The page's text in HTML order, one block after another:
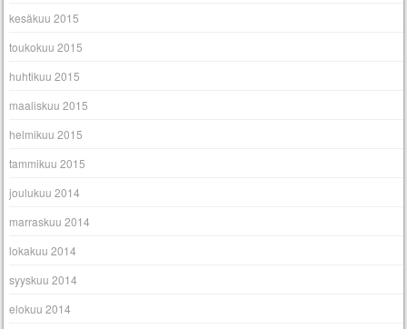
kesäkuu 2015
toukokuu 2015
huhtikuu 2015
maaliskuu 2015
helmikuu 2015
tammikuu 2015
joulukuu 2014
marraskuu 2014
lokakuu 2014
syyskuu 2014
elokuu 2014